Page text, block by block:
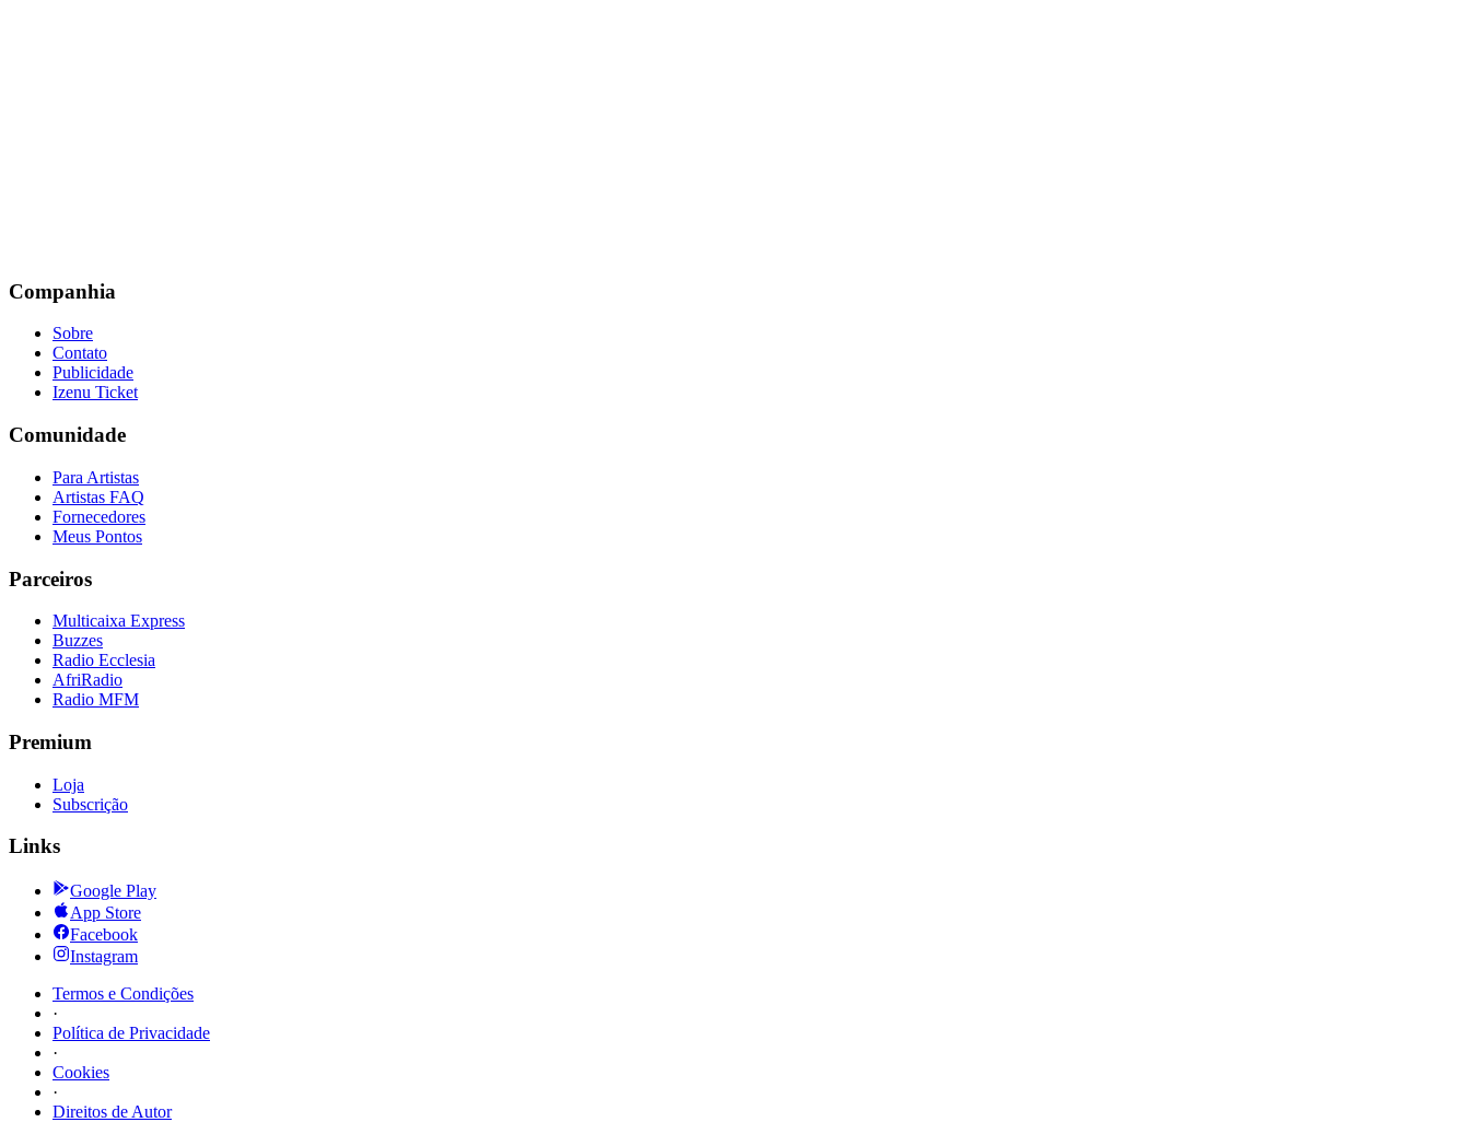
Companhia
Sobre
Contato
Publicidade
Izenu Ticket
Comunidade
Para Artistas
Artistas FAQ
Fornecedores
Meus Pontos
Parceiros
Multicaixa Express
Buzzes
Radio Ecclesia
AfriRadio
Radio MFM
Premium
Loja
Subscrição
Links
Google Play
App Store
Facebook
Instagram
Termos e Condições
·
Política de Privacidade
·
Cookies
·
Direitos de Autor